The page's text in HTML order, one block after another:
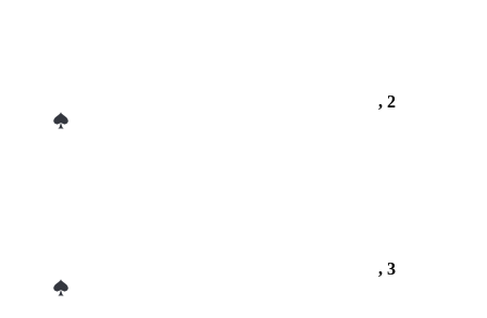
, 2
, 3